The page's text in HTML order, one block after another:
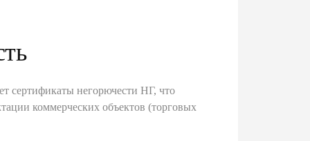
сертификаты негорючести НГ, что
коммерческих объектов (торговых